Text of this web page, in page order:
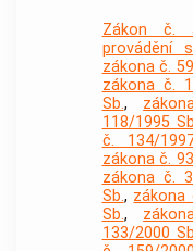
Zákon č.
provádění
zákona č.
zákona č.
Sb.,
118/1995
č. 134/
zákona č.
zákona č.
Sb., zákona
Sb.,
133/2000